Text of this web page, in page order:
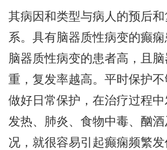
其病因和类型与病人的预后
系。具有脑器质性病变的癫
脑器质性病变的患者高，且
重，复发率越高。平时保护
做好日常保护，在治疗过程
发热、肺炎、食物中毒、酗
况，就很容易引起癫痫频繁发